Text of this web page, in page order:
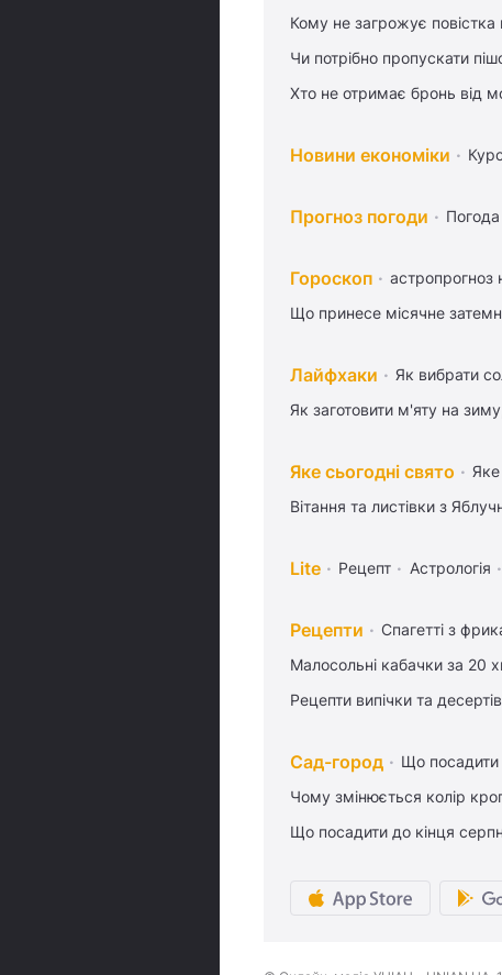
Кому не загрожує повістка
Чи потрібно пропускати
Хто не отримає бронь від
Новини економіки
Прогноз погоди
Гороскоп астропрогноз
Що принесе місячне
Лайфхаки Як вибрати
Як заготовити м'яту на
Яке сьогодні свято
Вітання та листівки з
Lite Рецепт Астрологія
Рецепти Спагетті з
Малосольні кабачки за 20
Рецепти випічки та
Сад-город Що посадити
Чому змінюється колір
Що посадити до кінця